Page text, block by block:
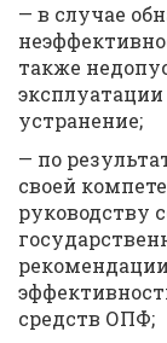
— в случае
также
устранение;
— по
своей
руководству
средств ОПФ;